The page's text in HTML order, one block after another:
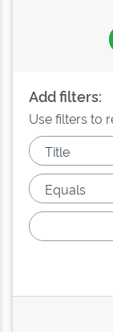
Add filters:
Use filters to